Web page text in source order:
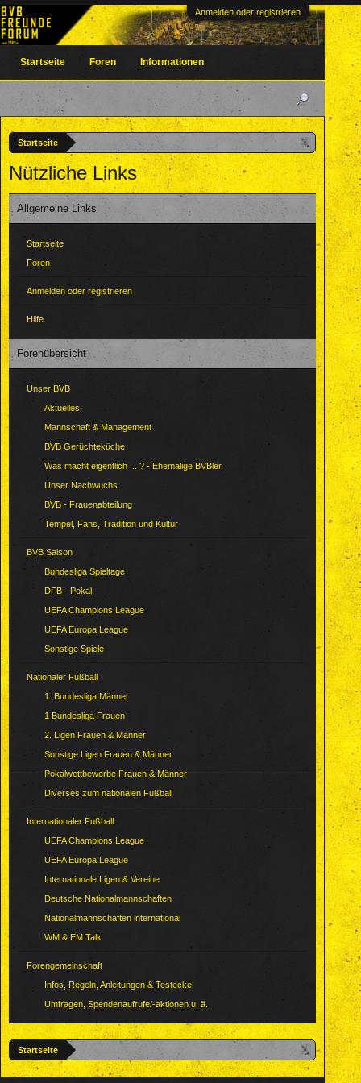
Anmelden oder registrieren
Startseite
Nützliche Links
Allgemeine Links
Startseite
Foren
Anmelden oder registrieren
Hilfe
Forenübersicht
Unser BVB
Aktuelles
Mannschaft & Management
BVB Gerüchteküche
Was macht eigentlich ... ? - Ehemalige BVBler
Unser Nachwuchs
BVB - Frauenabteilung
Tempel, Fans, Tradition und Kultur
BVB Saison
Bundesliga Spieltage
DFB - Pokal
UEFA Champions League
UEFA Europa League
Sonstige Spiele
Nationaler Fußball
1. Bundesliga Männer
1 Bundesliga Frauen
2. Ligen Frauen & Männer
Sonstige Ligen Frauen & Männer
Pokalwettbewerbe Frauen & Männer
Diverses zum nationalen Fußball
Internationaler Fußball
UEFA Champions League
UEFA Europa League
Internationale Ligen & Vereine
Deutsche Nationalmannschaften
Nationalmannschaften international
WM & EM Talk
Forengemeinschaft
Infos, Regeln, Anleitungen & Testecke
Umfragen, Spendenaufrufe/-aktionen u. ä.
Startseite
Startseite Foren Informationen